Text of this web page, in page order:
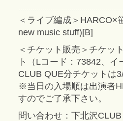
＜ライブ編成＞HARCO×
new music stuff)[B]
＜チケット販売＞チケッ
ト（Lコード：73842、
CLUB QUE分チケットは
※当日の入場順は出演者
すのでご了承下さい。
問い合わせ：下北沢